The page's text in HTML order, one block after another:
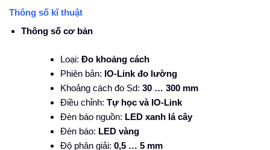
Thông số kĩ thuật
Thông số cơ bản
Loại:Đo khoảng cách
Phiên bản: IO-Link đo lường
Khoảng cách đo Sd:30 … 300 mm
Điều chỉnh:Tự học và IO-Link
Đèn báo nguồn: LED xanh lá cây
Đèn báo: LED vàng
Độ phân giải:0,5 … 5 mm